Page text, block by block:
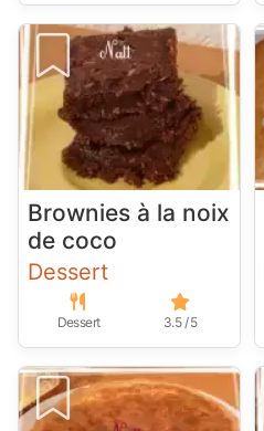
Brownies à la noix
de coco
Dessert
Dessert 3.5 / 5